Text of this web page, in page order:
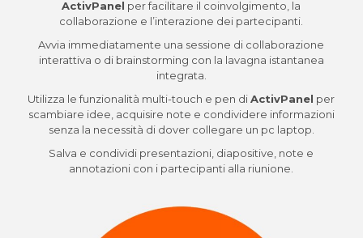
ActivPanel per facilitare il coinvolgimento, la
collaborazione e l’interazione dei partecipanti.
Avvia immediatamente una sessione di collaborazione
interattiva o di brainstorming con la lavagna istantanea
integrata.
Utilizza le funzionalità multi-touch e pen diActivPanel per
scambiare idee, acquisire note e condividere informazioni
senza la necessità di dover collegare un pc laptop.
​Salva e condividi presentazioni, diapositive, note e
annotazioni con i partecipanti alla riunione.